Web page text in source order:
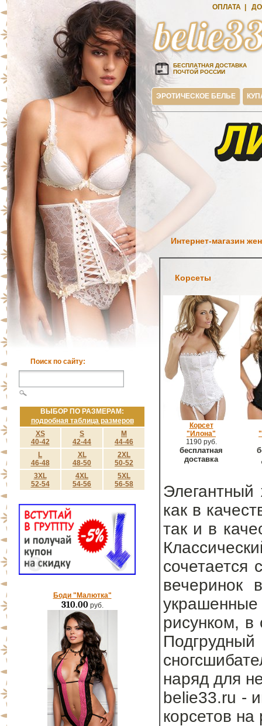
Поиск по сайту:
ВЫБОР ПО РАЗМЕРАМ:
подробная таблица размеров
XS
40-42
S
42-44
M
44-46
L
46-48
XL
48-50
2XL
50-52
3XL
52-54
4XL
54-56
5XL
56-58
Боди "Малютка"
310.00руб.
ОПЛАТА
БЕСПЛАТНАЯ ДОСТАВКА
ПОЧТОЙ РОССИИ
ЭРОТИЧЕСКОЕ БЕЛЬЕ
Интернет-магазин
Корсеты
Корсет
"Илона"
1190 руб.
бесплатная
доставка
Элегантный
как в
так и в
вечеринок
рисунком,
наряд для
belie33.ru -
корсетов